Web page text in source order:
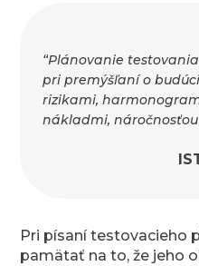
“Plánovanie
pri premýšľaní o
rizikami,
nákladmi,
Pri písaní testovacieho
pamätať na to, že jeho